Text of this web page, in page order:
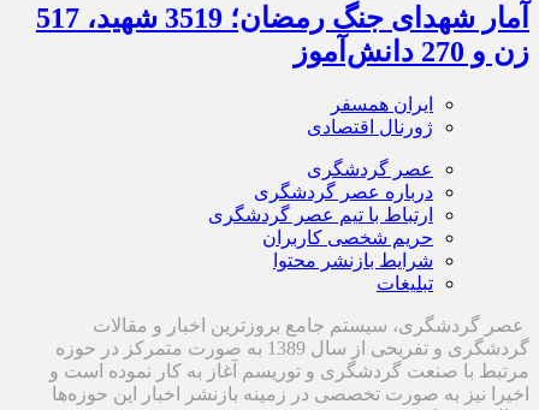
آمار شهدای جنگ رمضان؛ 3519 شهید، 517
زن و 270 دانش‌آموز
ایران همسفر
ژورنال اقتصادی
عصر گردشگری
درباره عصر گردشگری
ارتباط با تیم عصر گردشگری
حریم شخصی کاربران
شرایط بازنشر محتوا
تبلیغات
عصر گردشگری، سیستم جامع بروزترین اخبار و مقالات
گردشگری و تفریحی از سال 1389 به صورت متمرکز در حوزه
مرتبط با صنعت گردشگری و توریسم آغاز به کار نموده است و
اخیرا نیز به صورت تخصصی در زمینه بازنشر اخبار این حوزه‌ها